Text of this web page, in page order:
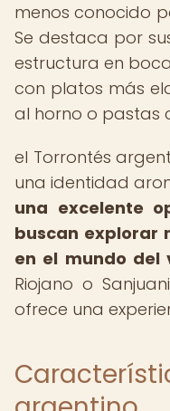
menos conocido
Se destaca por
estructura en
con platos más
al horno o pastas
el Torrontés
una identidad
una excelente
buscan explorar
en el mundo del
Riojano o
ofrece una